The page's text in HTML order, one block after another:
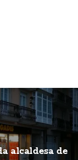
alcaldesa de